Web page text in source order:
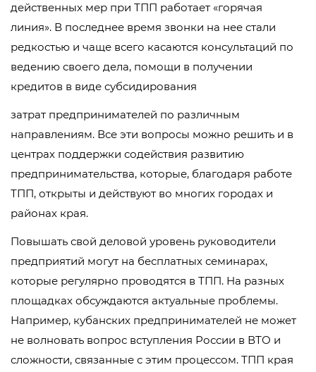
действенных мер при ТПП работает «горячая
линия». В последнее время звонки на нее стали
редкостью и чаще всего касаются консультаций по
ведению своего дела, помощи в получении
кредитов в виде субсидирования
затрат предпринимателей по различным
направлениям. Все эти вопросы можно решить и в
центрах поддержки содействия развитию
предпринимательства, которые, благодаря работе
ТПП, открыты и действуют во многих городах и
районах края.
Повышать свой деловой уровень руководители
предприятий могут на бесплатных семинарах,
которые регулярно проводятся в ТПП. На разных
площадках обсуждаются актуальные проблемы.
Например, кубанских предпринимателей не может
не волновать вопрос вступления России в ВТО и
сложности, связанные с этим процессом. ТПП края